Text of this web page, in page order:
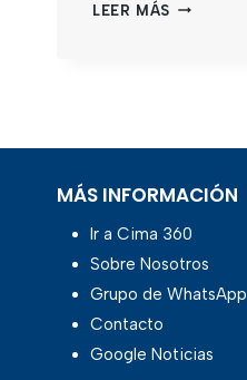
LEER MÁS
MÁS INFORMACIÓN
Ir a Cima 360
Sobre Nosotros
Grupo de WhatsApp
Contacto
Google Noticias